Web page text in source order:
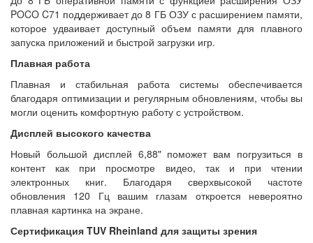
POCO C71 поддерживает до 8 ГБ ОЗУ с расширением памяти,
которое удваивает доступный объем памяти для плавного
запуска приложений и быстрой загрузки игр.
Плавная работа
Плавная и стабильная работа системы обеспечивается
благодаря оптимизации и регулярным обновлениям, чтобы вы
могли оценить комфортную работу с устройством.
Дисплей высокого качества
Новый большой дисплей 6,88" поможет вам погрузиться в
контент как при просмотре видео, так и при чтении
электронных книг. Благодаря сверхвысокой частоте
обновления 120 Гц вашим глазам откроется невероятно
плавная картинка на экране.
Сертификация TUV Rheinland для защиты зрения